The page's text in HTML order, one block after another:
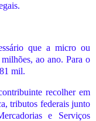
que a micro ou
ao ano. Para o
mil.
recolher em
tributos federais junto
e Serviços